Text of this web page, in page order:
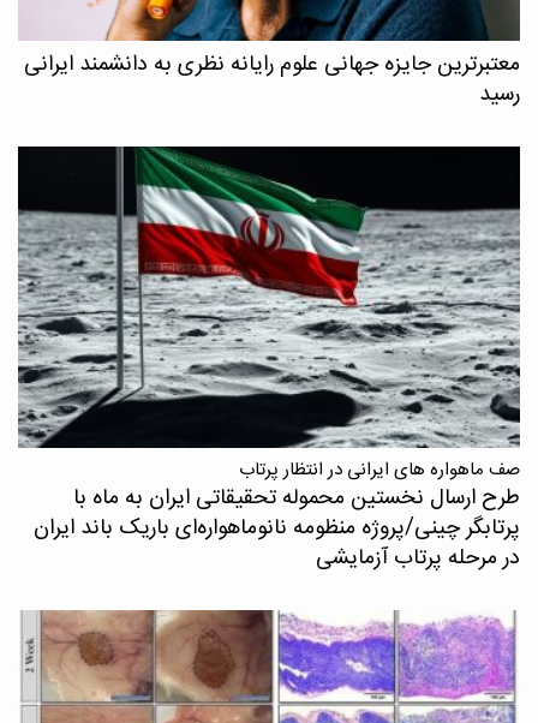
معتبرترین جایزه جهانی علوم رایانه نظری به دانشمند ایرانی
رسید
صف ماهواره های ایرانی در انتظار پرتاب
طرح ارسال نخستین محموله تحقیقاتی ایران به ماه با
پرتابگر چینی/پروژه منظومه نانوماهواره‌ای باریک باند ایران
در مرحله پرتاب آزمایشی